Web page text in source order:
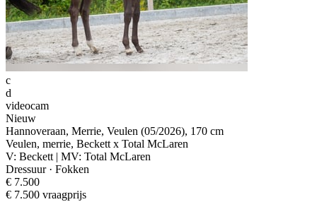
c
d
videocam
Nieuw
Hannoveraan, Merrie, Veulen (05/2026), 170 cm
Veulen, merrie, Beckett x Total McLaren
V: Beckett | MV: Total McLaren
Dressuur · Fokken
€ 7.500
€ 7.500 vraagprijs